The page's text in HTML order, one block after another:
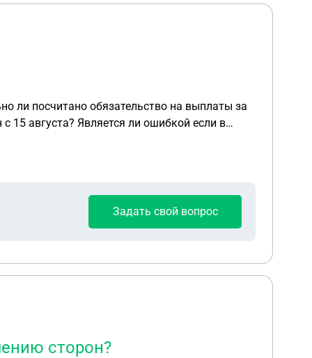
15 августа? Является ли ошибкой если в
что алименты используются не в
Задать свой вопрос
сторон?